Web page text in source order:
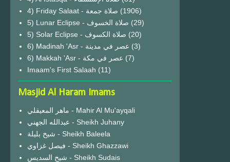
4) Friday Salaat - صلاة جمعة (1906)
5) Lunar Eclipse - صلاة الخسوف (29)
(20)
6) Madinah 'Asr - عصر في مدينة (3)
6) Makkah 'Asr - عصر في مكة (7)
Imaam's First Salaah (11)
Masjid Al Haram Imams
ماهر المعيقلي - Mahir Al Mu'ayqali
عبدالله الجهني - Sheikh Juhany
شيخ بليلة - Sheikh Baleela
فيصل غزاوي - Sheikh Ghazzawi
شيخ السديس - Sheikh Sudais